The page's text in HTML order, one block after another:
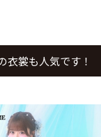
衣裳も人気です！